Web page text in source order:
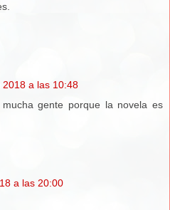
a las 10:48
gente porque la novela es
a las 20:00